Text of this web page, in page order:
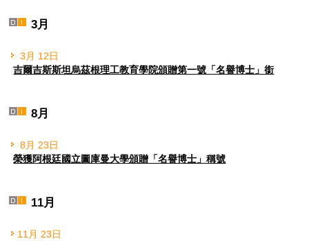
3月
3月 12日
吉爾吉斯斯坦烏茲根理工教育學院頒贈第一號「名譽博士」銜
8月
8月 23日
榮獲阿根廷國立圖庫曼大學頒贈「名譽博士」稱號
11月
11月 23日